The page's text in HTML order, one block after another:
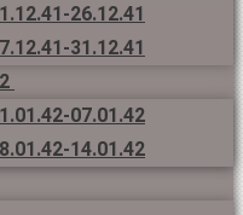
26.12.41
31.12.41
07.01.42
14.01.42